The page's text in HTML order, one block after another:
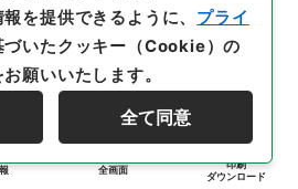
全画面
印刷
ダウンロード
を提供できるように、 プライ
づいたクッキー（Cookie）の
願いいたします。
全て同意